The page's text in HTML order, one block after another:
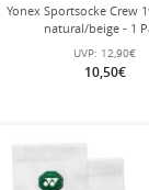
Yonex Sportsocke Crew
natural/beige - 1
UVP: 12,90€
10,50€